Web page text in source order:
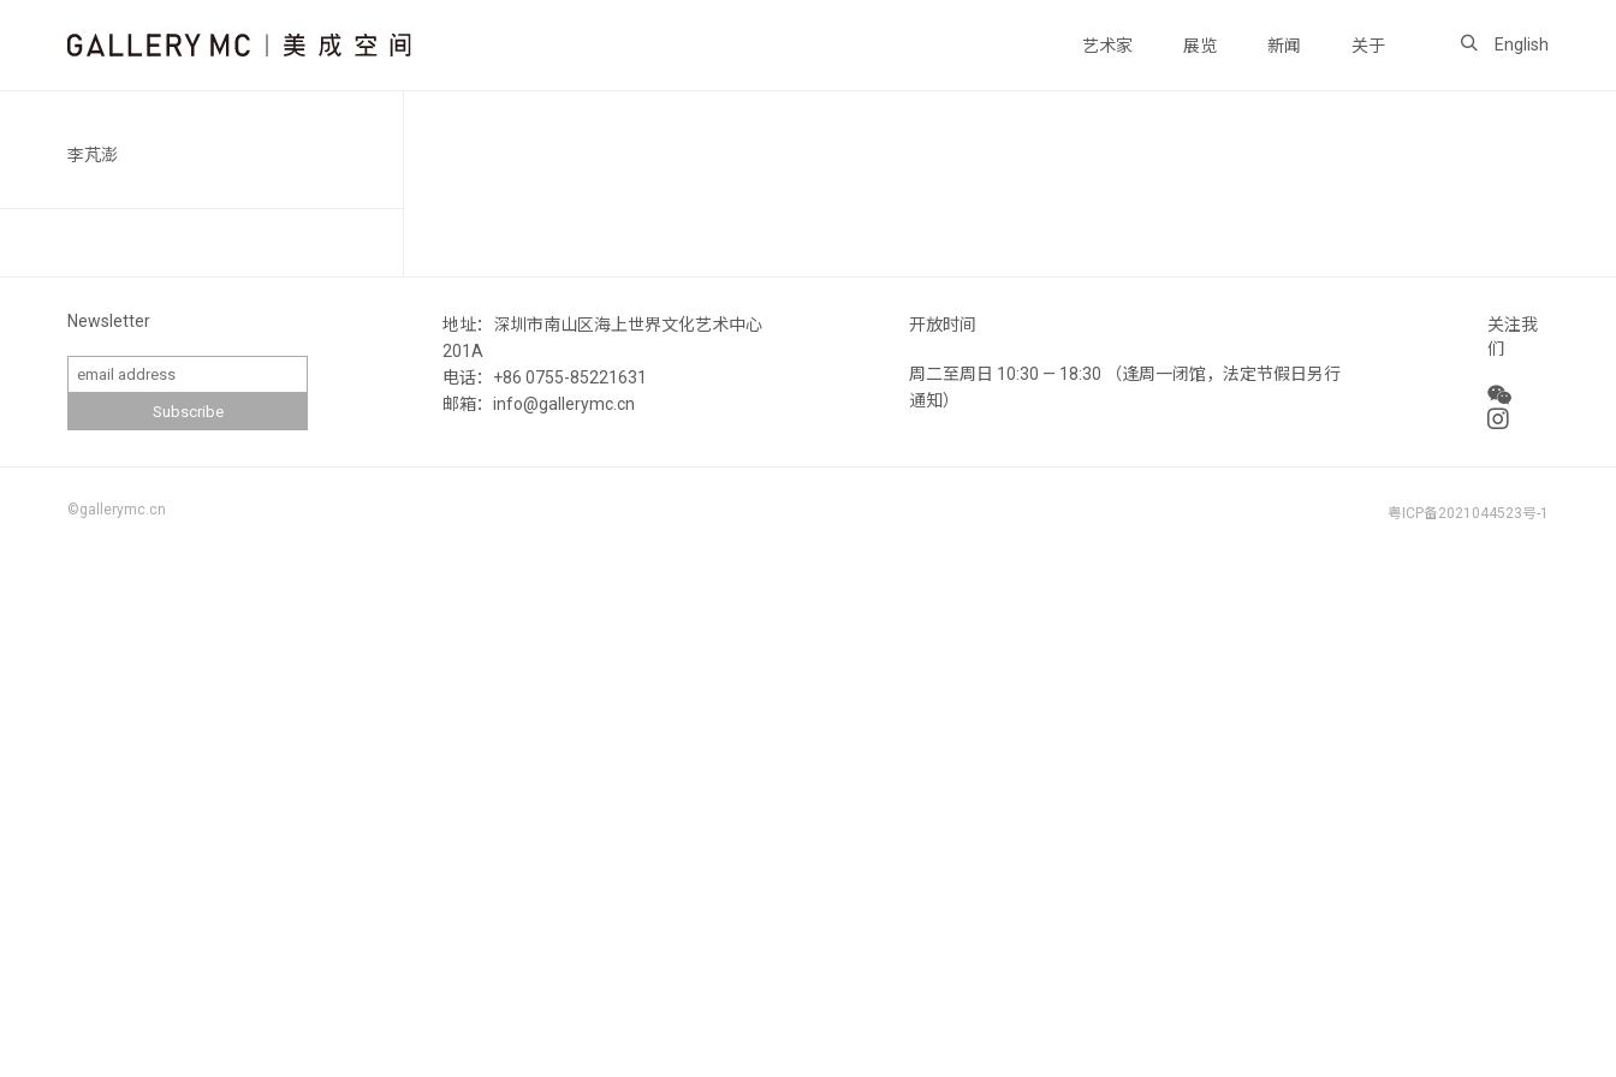
艺术家 展览 新闻 关于 English
李芃澎
Newsletter
地址：深圳市南山区海上世界文化艺术中心
201A
电话：+86 0755-85221631
邮箱：info@gallerymc.cn
开放时间
周二至周日 10:30 — 18:30 （逢周一闭馆，法定节假日另行
通知）
关注我
们
©gallerymc.cn 粤ICP备2021044523号-1